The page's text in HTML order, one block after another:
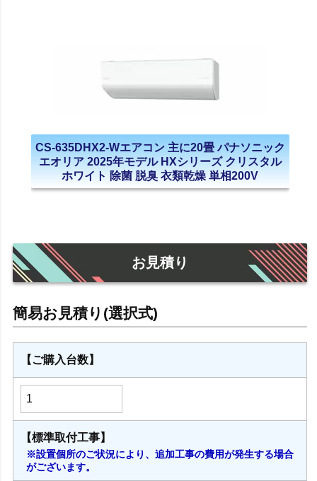
CS-635DHX2-Wエアコン 主に20畳 パナソニック
エオリア 2025年モデル HXシリーズ クリスタル
ホワイト 除菌 脱臭 衣類乾燥 単相200V
お見積り
【ご購入台数】
【標準取付工事】
※設置個所のご状況により、追加工事の費用が発生する場合
がございます。